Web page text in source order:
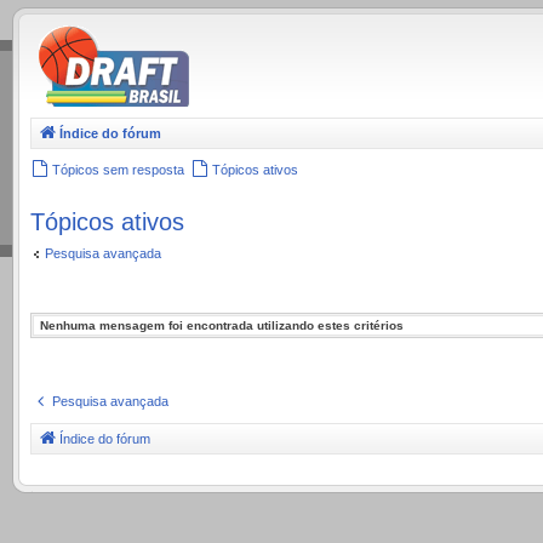
.
Índice do fórum
Tópicos sem resposta Tópicos ativos
Tópicos ativos
Pesquisa avançada
Nenhuma mensagem foi encontrada utilizando estes critérios
Pesquisa avançada
Índice do fórum
.